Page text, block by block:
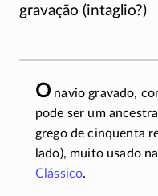
gravação (intaglio?)
O navio gravado,
pode ser um
grego de cinquenta
lado), muito usado
Clássico.